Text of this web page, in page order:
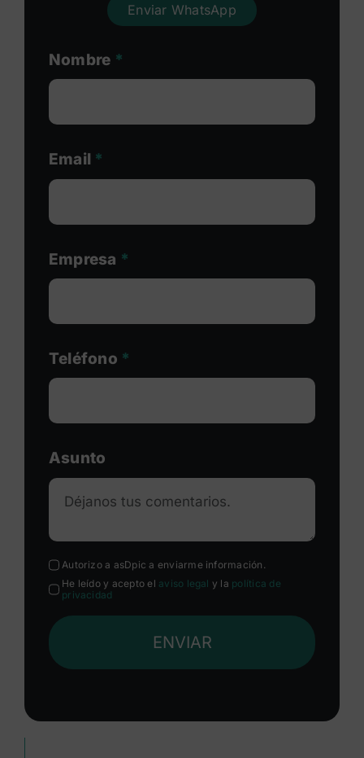
Enviar WhatsApp
Nombre *
Email *
Empresa *
Teléfono *
Asunto
Autorizo a asDpic a enviarme información.
He leído y acepto el aviso legal y la política de
privacidad
ENVIAR